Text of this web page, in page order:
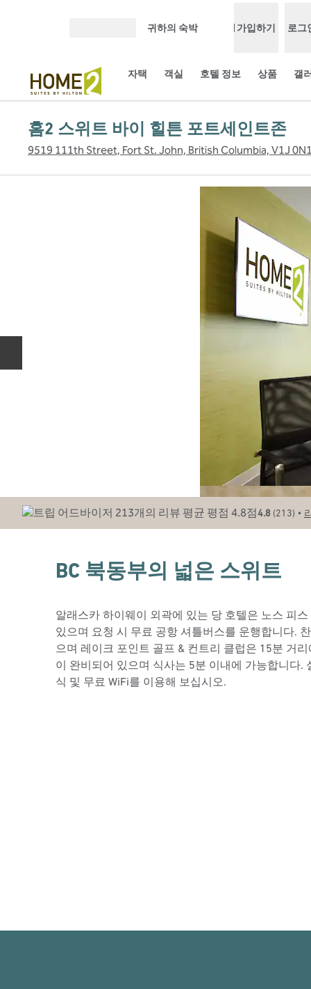
귀하의 숙박 가입하기 로그
자택 객실 호텔 정보 상품 갤
홈2 스위트 바이 힐튼 포트세인트존
9519 111th Street, Fort St. John, British Columbia, V1J
4.8 (213) •
BC 북동부의 넓은 스위트
알래스카 하이웨이 외곽에 있는 당 호텔은 노스 피
있으며 요청 시 무료 공항 셔틀버스를 운행합니다.
으며 레이크 포인트 골프 & 컨트리 클럽은 15분 거
이 완비되어 있으며 식사는 5분 이내에 가능합니다.
식 및 무료 WiFi를 이용해 보십시오.